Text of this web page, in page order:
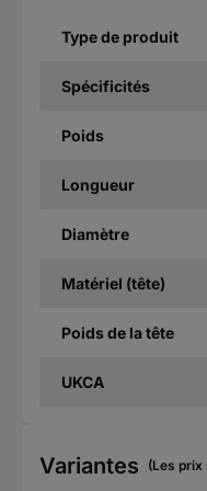
Type de produit
Spécificités
Poids
Longueur
Diamètre
Matériel (tête)
Poids de la tête
UKCA
Variantes (Les prix